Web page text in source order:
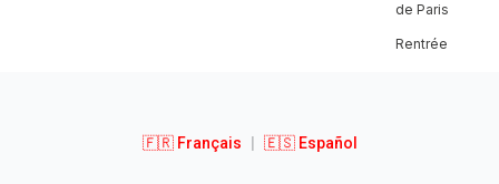
de Paris
Rentrée
🇫🇷 Français 🇪🇸 Español